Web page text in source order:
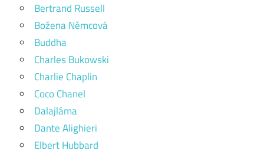
Bertrand Russell
Božena Němcová
Buddha
Charles Bukowski
Charlie Chaplin
Coco Chanel
Dalajláma
Dante Alighieri
Elbert Hubbard